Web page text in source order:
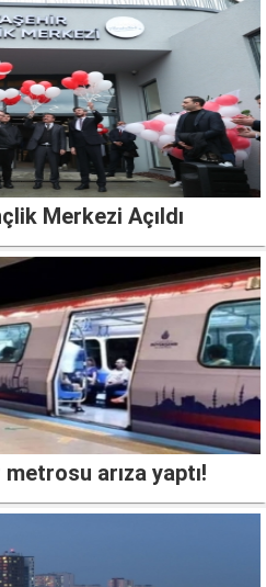
Merkezi Açıldı
arıza yaptı!